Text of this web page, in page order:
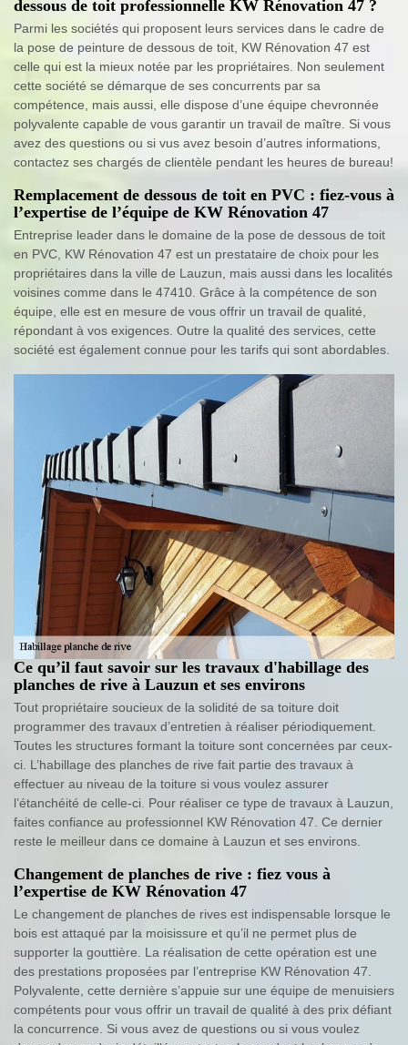
dessous de toit professionnelle KW Rénovation 47 ?
Parmi les sociétés qui proposent leurs services dans le cadre de
la pose de peinture de dessous de toit, KW Rénovation 47 est
celle qui est la mieux notée par les propriétaires. Non seulement
cette société se démarque de ses concurrents par sa
compétence, mais aussi, elle dispose d’une équipe chevronnée
polyvalente capable de vous garantir un travail de maître. Si vous
avez des questions ou si vus avez besoin d’autres informations,
contactez ses chargés de clientèle pendant les heures de bureau!
Remplacement de dessous de toit en PVC : fiez-vous à
l’expertise de l’équipe de KW Rénovation 47
Entreprise leader dans le domaine de la pose de dessous de toit
en PVC, KW Rénovation 47 est un prestataire de choix pour les
propriétaires dans la ville de Lauzun, mais aussi dans les localités
voisines comme dans le 47410. Grâce à la compétence de son
équipe, elle est en mesure de vous offrir un travail de qualité,
répondant à vos exigences. Outre la qualité des services, cette
société est également connue pour les tarifs qui sont abordables.
Ce qu’il faut savoir sur les travaux d'habillage des
planches de rive à Lauzun et ses environs
Tout propriétaire soucieux de la solidité de sa toiture doit
programmer des travaux d’entretien à réaliser périodiquement.
Toutes les structures formant la toiture sont concernées par ceux-
ci. L’habillage des planches de rive fait partie des travaux à
effectuer au niveau de la toiture si vous voulez assurer
l’étanchéité de celle-ci. Pour réaliser ce type de travaux à Lauzun,
faites confiance au professionnel KW Rénovation 47. Ce dernier
reste le meilleur dans ce domaine à Lauzun et ses environs.
Changement de planches de rive : fiez vous à
l’expertise de KW Rénovation 47
Le changement de planches de rives est indispensable lorsque le
bois est attaqué par la moisissure et qu’il ne permet plus de
supporter la gouttière. La réalisation de cette opération est une
des prestations proposées par l’entreprise KW Rénovation 47.
Polyvalente, cette dernière s’appuie sur une équipe de menuisiers
compétents pour vous offrir un travail de qualité à des prix défiant
la concurrence. Si vous avez de questions ou si vous voulez